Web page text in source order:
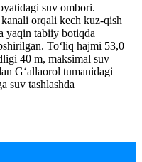
suv ombori.
orqali kech kuz-qish
yaqin tabiiy botiqda
Toʻliq hajmi 53,0
40 m, maksimal suv
Gʻallaorol tumanidagi
suv tashlashda